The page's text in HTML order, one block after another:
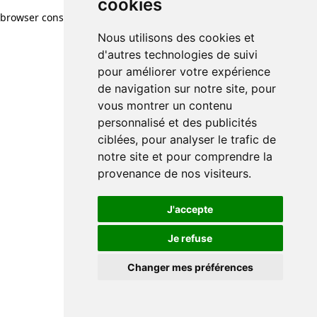
cookies
Nous utilisons des cookies et
d'autres technologies de suivi
pour améliorer votre expérience
de navigation sur notre site, pour
vous montrer un contenu
personnalisé et des publicités
ciblées, pour analyser le trafic de
notre site et pour comprendre la
provenance de nos visiteurs.
J'accepte
Je refuse
Changer mes préférences
browser console for more information)